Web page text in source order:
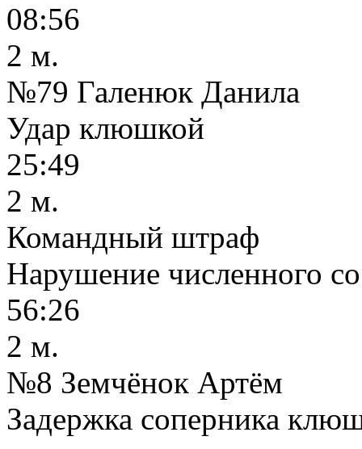
08:56
2 м.
№79 Галенюк Данила
Удар клюшкой
25:49
2 м.
Командный штраф
Нарушение численного
56:26
2 м.
№8 Земчёнок Артём
Задержка соперника